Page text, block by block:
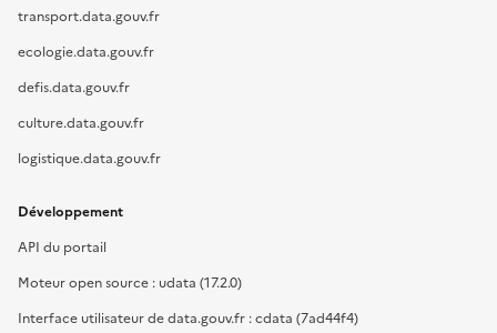
transport.data.gouv.fr
ecologie.data.gouv.fr
defis.data.gouv.fr
culture.data.gouv.fr
logistique.data.gouv.fr
Développement
API du portail
Moteur open source : udata (17.2.0)
Interface utilisateur de data.gouv.fr : cdata (7ad44f4)